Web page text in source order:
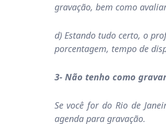
gravação, bem como
d) Estando tudo certo, o
porcentagem, tempo de
3- Não tenho como
Se você for do Rio de
agenda para gravação.